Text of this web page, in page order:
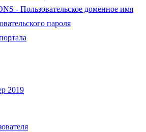
- Пользовательское доменное имя
пароля
2019